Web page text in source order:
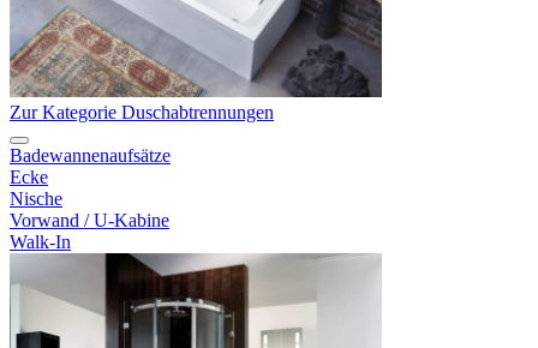
Zur Kategorie Duschabtrennungen
Badewannenaufsätze
Ecke
Nische
Vorwand / U-Kabine
Walk-In